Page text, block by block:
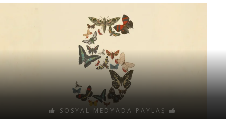
SOSYAL MEDYADA PAYLAŞ